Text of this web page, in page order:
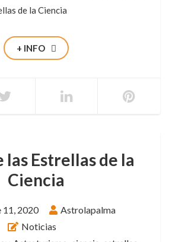
de la Ciencia
+ INFO
las Estrellas de la
Ciencia
2020
Astrolapalma
Noticias